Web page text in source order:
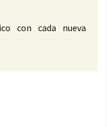
con cada nueva